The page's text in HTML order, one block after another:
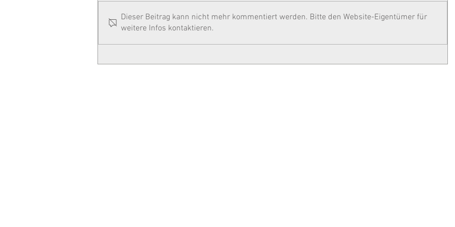
Dieser Beitrag kann nicht mehr kommentiert werden. Bitte den Website-Eigentümer für
weitere Infos kontaktieren.